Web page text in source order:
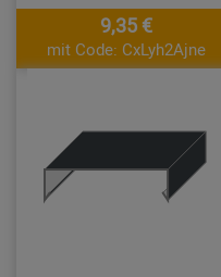
9,35 €
mit Code: CxLyh2Ajne